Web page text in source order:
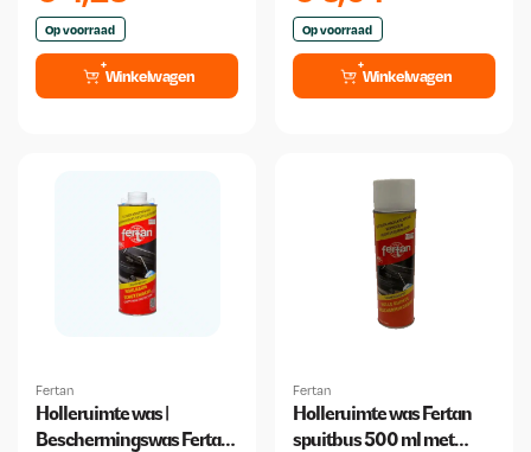
Op voorraad
Winkelwagen
Op voorraad
Winkelwagen
Fertan
Holleruimte was |
Beschermingswas Fertan
Fertan
Holleruimte was Fertan
spuitbus 500 ml met